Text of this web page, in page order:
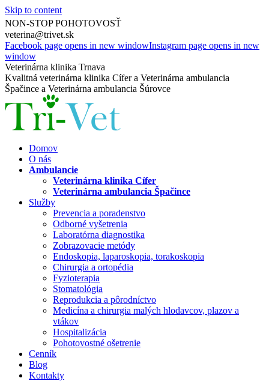
Skip to content
NON-STOP POHOTOVOSŤ
veterina@trivet.sk
Facebook page opens in new windowInstagram page opens in new
window
Veterinárna klinika Trnava
Kvalitná veterinárna klinika Cífer a Veterinárna ambulancia
Špačince a Veterinárna ambulancia Šúrovce
Domov
O nás
Ambulancie
Veterinárna klinika Cífer
Veterinárna ambulancia Špačince
Služby
Prevencia a poradenstvo
Odborné vyšetrenia
Laboratórna diagnostika
Zobrazovacie metódy
Endoskopia, laparoskopia, torakoskopia
Chirurgia a ortopédia
Fyzioterapia
Stomatológia
Reprodukcia a pôrodníctvo
Medicína a chirurgia malých hlodavcov, plazov a
vtákov
Hospitalizácia
Pohotovostné ošetrenie
Cenník
Blog
Kontakty